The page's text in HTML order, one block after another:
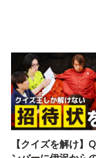
【クイズを解け】